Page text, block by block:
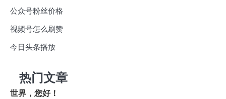
公众号粉丝价格
视频号怎么刷赞
今日头条播放
热门文章
世界，您好！